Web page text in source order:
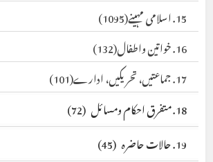
15. اسلامی مہینے
(1095)
16. خواتین واطفال
(132)
17. جماعتیں، تحریکیں، ادارے
(101)
18. متفرق احکام ومسائل
(72)
19. حالات حاضرہ
(45)